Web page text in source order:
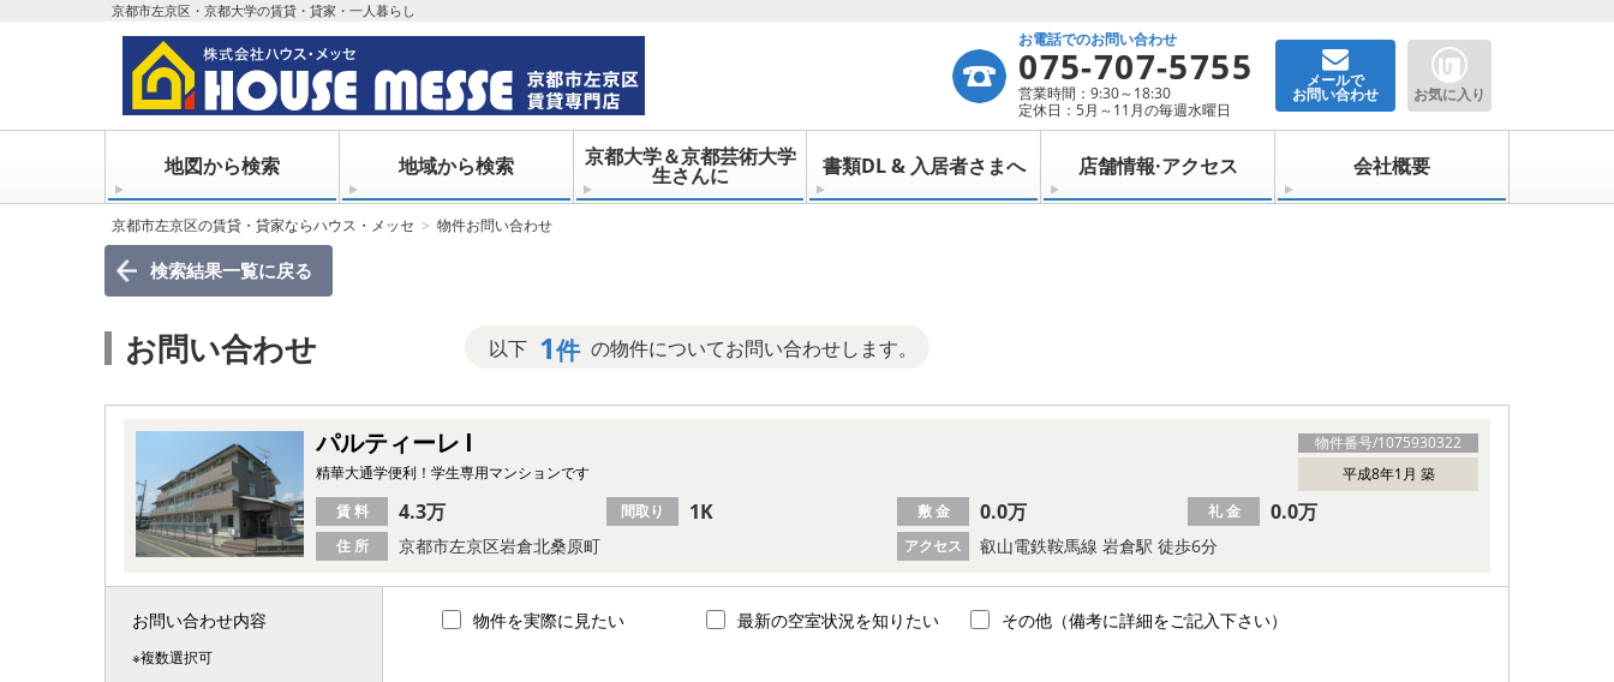
京都市左京区・京都大学の賃貸・貸家・一人暮らし
お電話でのお問い合わせ
075-707-5755
営業時間：9:30～18:30
定休日：5月～11月の毎週水曜日
メールで
お問い合わせ お気に入り
地図から検索 地域から検索 京都大学＆京都芸術大学
生さんに 書類DL & 入居者さまへ 店舗情報·アクセス 会社概要
京都市左京区の賃貸・貸家ならハウス・メッセ 物件お問い合わせ
検索結果一覧に戻る
お問い合わせ 以下 1件 の物件についてお問い合わせします。
物件番号/1075930322
パルティーレ Ⅰ
平成8年1月 築
精華大通学便利！学生専用マンションです
住 所 京都市左京区岩倉北桑原町 アクセス 叡山電鉄鞍馬線 岩倉駅 徒歩6分
賃 料 4.3万 間取り 1K 敷 金 0.0万 礼 金 0.0万
お問い合わせ内容
※複数選択可
物件を実際に見たい 最新の空室状況を知りたい その他（備考に詳細をご記入下さい）